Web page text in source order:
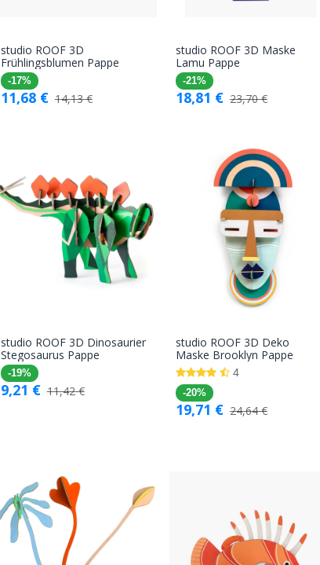
In den
studio ROOF 3D
Frühlingsblumen Pappe
-17%
11,68€ 14,13€
In den
studio ROOF 3D Maske
Lamu Pappe
-21%
18,81 € 23,70€
In den
studio ROOF 3D Dinosaurier
Stegosaurus Pappe
-19%
9,21 € 11,42€
In den
Warenkorb
studio ROOF 3D Deko
Maske Brooklyn Pappe
4
-20%
19,71 € 24,64€